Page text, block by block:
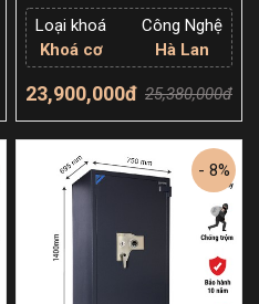
Loại khoá
Khoá cơ
Công Nghệ
Hà Lan
23,900,000đ 25,380,000đ
Thêm giỏ hàng
- 8%